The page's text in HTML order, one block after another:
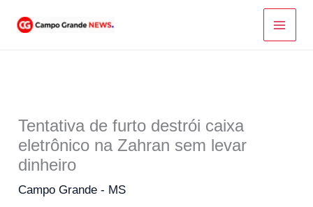
para
Tentativa de furto destrói caixa
eletrônico na Zahran sem levar
dinheiro
Campo Grande - MS